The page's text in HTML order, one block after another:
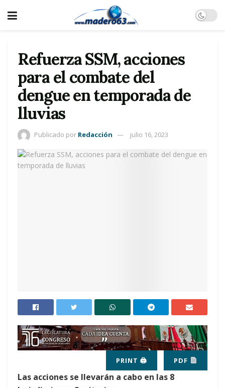
Refuerza SSM, acciones
para el combate del
dengue en temporada de
lluvias
Publicado por Redacción julio 16, 2023
PRINT 🖨 PDF
Las acciones se llevarán a cabo en las 8